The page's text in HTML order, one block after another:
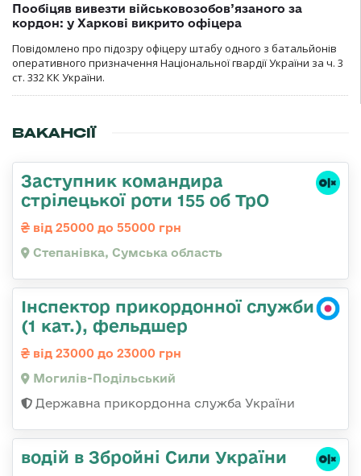
Пообіцяв вивезти військовозобов’язаного за
кордон: у Харкові викрито офіцера
Повідомлено про підозру офіцеру штабу одного з батальйонів
оперативного призначення Національної гвардії України за ч. 3
ст. 332 КК України.
ВАКАНСІЇ
Заступник командира
стрілецької роти 155 об ТрО
від 25000 до 55000 грн
Степанівка, Сумська область
Інспектор прикордонної служби
(1 кат.), фельдшер
від 23000 до 23000 грн
Могилів-Подільський
Державна прикордонна служба України
водій в Збройні Сили України